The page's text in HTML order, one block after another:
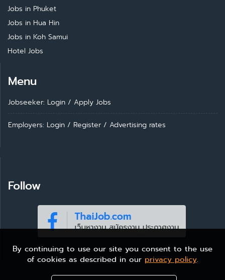
Jobs in Phuket
Jobs in Hua Hin
Jobs in Koh Samui
Hotel Jobs
Menu
Jobseeker: Login / Apply Jobs
Employers: Login / Register / Advertising rates
Follow
By continuing to use our site you consent to the use
of cookies as described in our privacy policy.